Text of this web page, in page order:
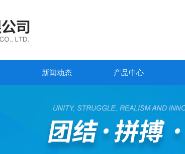
新闻动态 产品中心